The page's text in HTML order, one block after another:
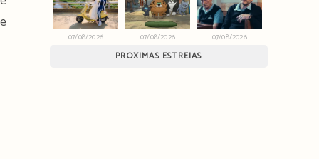
07/08/2026 07/08/2026 07/08/2026
PRÓXIMAS ESTREIAS